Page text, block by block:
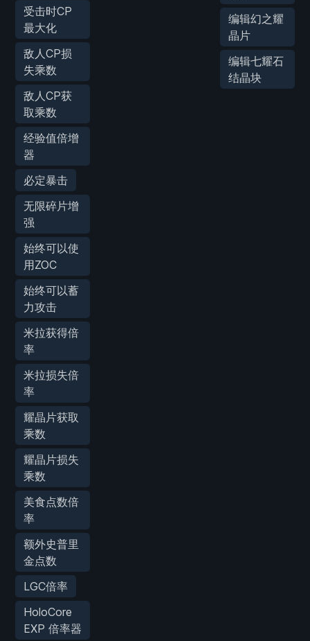
受击时CP
最大化
敌人CP损
失乘数
敌人CP获
取乘数
经验值倍增
器
必定暴击
无限碎片增
强
始终可以使
用ZOC
始终可以蓄
力攻击
米拉获得倍
率
米拉损失倍
率
耀晶片获取
乘数
耀晶片损失
乘数
美食点数倍
率
额外史普里
金点数
LGC倍率
HoloCore
EXP 倍率器
编辑幻之耀
晶片
编辑七耀石
结晶块